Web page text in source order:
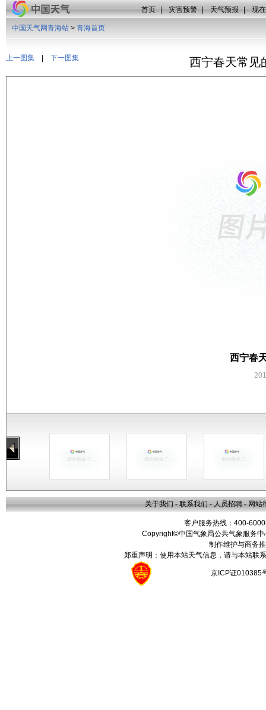
首页 | 灾害预警 | 天气预报 | 现
上一图集 下一图集
中国天气网青海站 > 青海首页
西宁春天常见
西宁春
关于我们 - 联系我们 - 人员招聘 - 网站
客户服务热线：400-
Copyright©中国气象局公共气象服务
制作维护与商务
郑重声明：使用本站天气信息，请与本站联
京ICP证010385